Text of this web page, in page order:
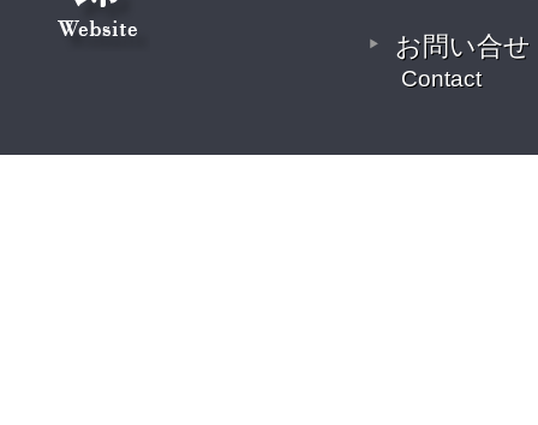
お問い合せ
Contact